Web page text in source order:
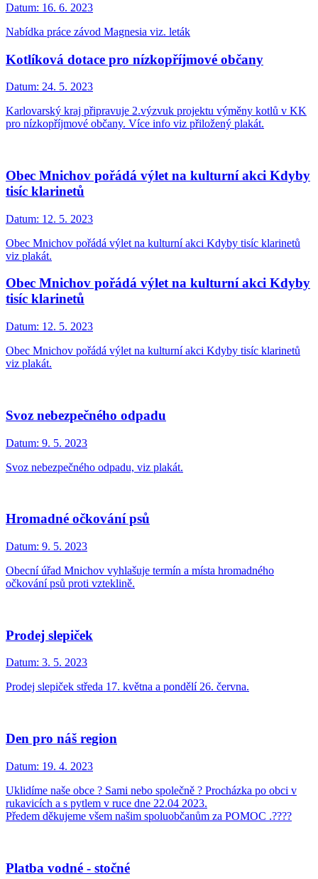
Datum: 16. 6. 2023
Nabídka práce závod Magnesia viz. leták
Kotlíková dotace pro nízkopříjmové občany
Datum: 24. 5. 2023
Karlovarský kraj připravuje 2.výzvuk projektu výměny kotlů v KK
pro nízkopříjmové občany. Více info viz přiložený plakát.
Obec Mnichov pořádá výlet na kulturní akci Kdyby
tisíc klarinetů
Datum: 12. 5. 2023
Obec Mnichov pořádá výlet na kulturní akci Kdyby tisíc klarinetů
viz plakát.
Obec Mnichov pořádá výlet na kulturní akci Kdyby
tisíc klarinetů
Datum: 12. 5. 2023
Obec Mnichov pořádá výlet na kulturní akci Kdyby tisíc klarinetů
viz plakát.
Svoz nebezpečného odpadu
Datum: 9. 5. 2023
Svoz nebezpečného odpadu, viz plakát.
Hromadné očkování psů
Datum: 9. 5. 2023
Obecní úřad Mnichov vyhlašuje termín a místa hromadného
očkování psů proti vzteklině.
Prodej slepiček
Datum: 3. 5. 2023
Prodej slepiček středa 17. května a pondělí 26. června.
Den pro náš region
Datum: 19. 4. 2023
Uklidíme naše obce ? Sami nebo společně ? Procházka po obci v
rukavicích a s pytlem v ruce dne 22.04 2023.
Předem děkujeme všem našim spoluobčanům za POMOC .????
Platba vodné - stočné